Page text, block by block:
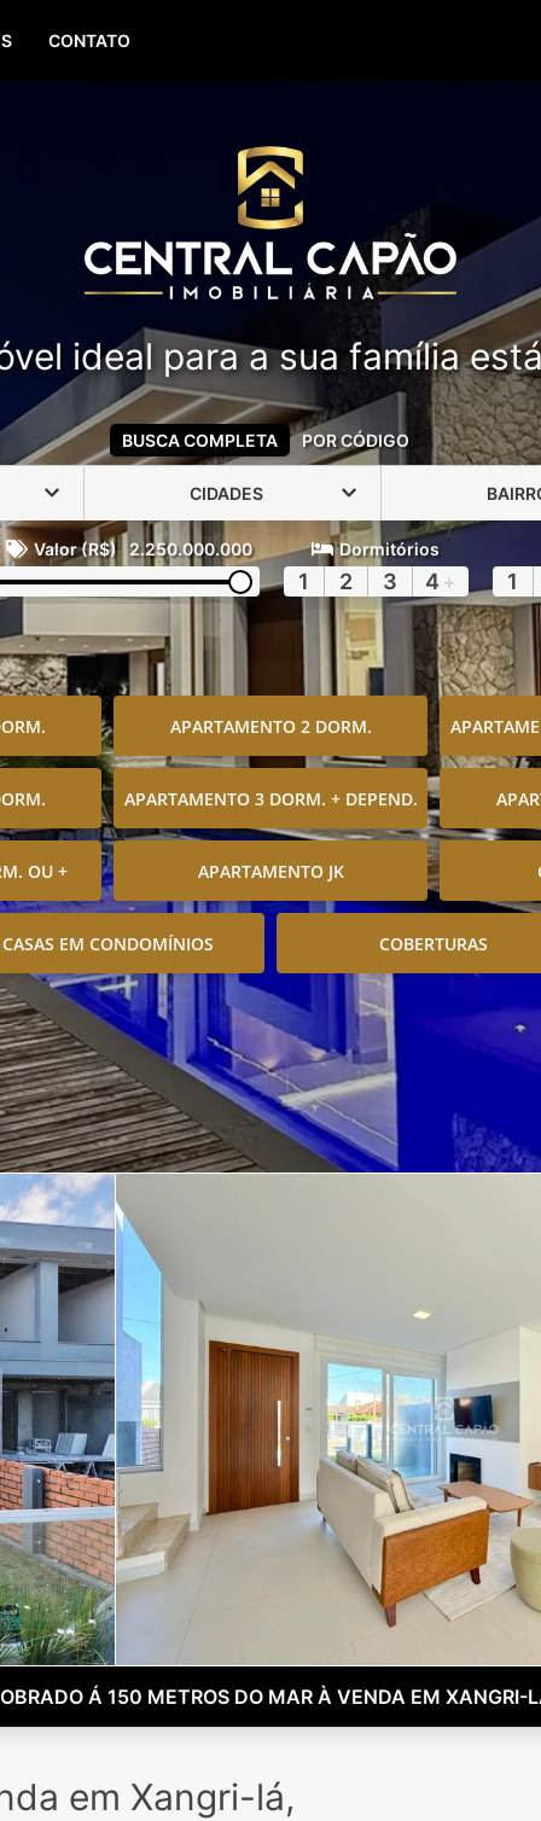
CONTATO
ideal para a sua família
BUSCA COMPLETA POR CÓDIGO
CIDADES
Valor (R$) 2.250.000.000 Dormitórios
1 2 3 4 + 1
APARTAMENTO 2 DORM.
APARTAMENTO 3 DORM. + DEPEND.
OU + APARTAMENTO JK
CASAS EM CONDOMÍNIOS COBERTURAS
Á 150 METROS DO MAR À VENDA EM XANGRI-
em Xangri-lá,